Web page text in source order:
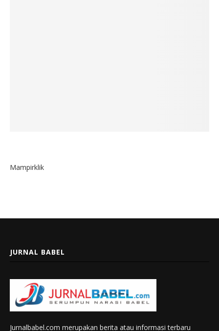
Mampirklik
JURNAL BABEL
Jurnalbabel.com merupakan berita atau informasi terbaru